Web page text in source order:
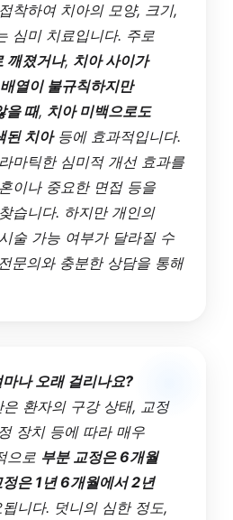
착하여 치아의 모양, 크기,
심미 치료입니다. 주로
깨졌거나, 치아 사이가
열이 불규칙하지만
을 때, 치아 미백으로도
된 치아등에 효과적입니다.
마틱한 심미적 개선 효과를
이나 중요한 면접 등을
습니다. 하지만 개인의
술 가능 여부가 달라질 수
문의와 충분한 상담을 통해
나 오래 걸리나요?
환자의 구강 상태, 교정
장치 등에 따라 매우
으로 부분 교정은 6개월
정은 1년 6개월에서 2년
니다. 덧니의 심한 정도,